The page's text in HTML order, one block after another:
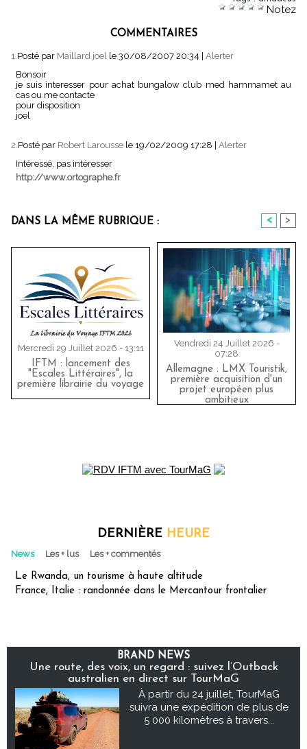
Notez
COMMENTAIRES
1.Posté par Maillard joel le 30/08/2007 20:34
Alerter
Bonsoir
je suis interesser pour achat bungalow club med hammamet au
cas ou me contacte
pour disposition
joel
2.Posté par Robert Larousse le 19/02/2009 17:28
Alerter
Intéressé, pas intéresser
http://www.ortographe.fr
DANS LA MÊME RUBRIQUE : < >
Mercredi 29 Juillet 2026 - 13:11
IFTM : lancement des
"Escales Littéraires", la
première librairie du voyage
Vendredi 24 Juillet 2026 -
07:28
Allemagne : LMX Touristik,
première acquisition d'un
projet européen plus
ambitieux
DERNIÈRE HEURE
News Les + lus Les + commentés
Le Rwanda, un tourisme à haute altitude
France, Italie : randonnée dans le Mercantour frontalier
BRAND NEWS
Une route, des voix, un regard : suivez l’Outback
australien en direct sur TourMaG
À partir du 24 juillet, TourMaG
suivra une expédition de plus de
5 000 kilomètres à travers...